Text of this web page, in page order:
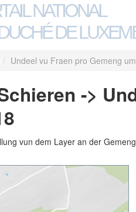
NATIONAL
DE
/ Undeel vu Fraen pro Gemeng
->
vun dem Layer an der